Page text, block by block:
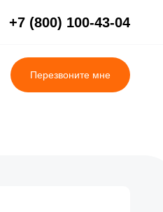
+7 (800) 100-43-04
Перезвоните мне